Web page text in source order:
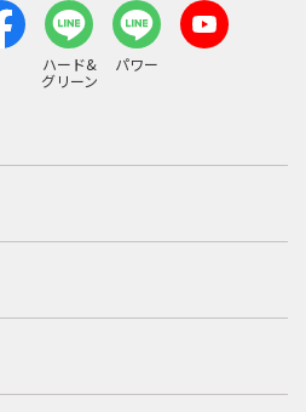
ハード&
グリーン
パワー